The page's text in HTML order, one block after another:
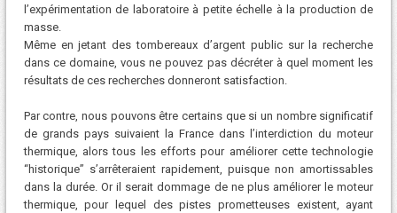
l’expérimentation de laboratoire à petite échelle à la production de
masse.
Même en jetant des tombereaux d’argent public sur la recherche
dans ce domaine, vous ne pouvez pas décréter à quel moment les
résultats de ces recherches donneront satisfaction.
Par contre, nous pouvons être certains que si un nombre significatif
de grands pays suivaient la France dans l’interdiction du moteur
thermique, alors tous les efforts pour améliorer cette technologie
“historique” s’arrêteraient rapidement, puisque non amortissables
dans la durée. Or il serait dommage de ne plus améliorer le moteur
thermique, pour lequel des pistes prometteuses existent, ayant